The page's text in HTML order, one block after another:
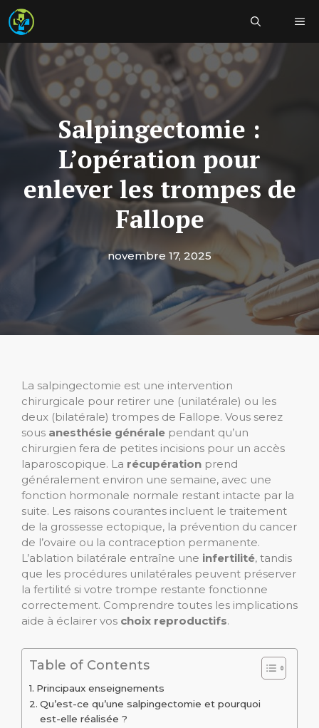
Aller
au
contenu
Salpingectomie :
L’opération pour
enlever les trompes de
Fallope
novembre 17, 2025
La salpingectomie est une intervention
chirurgicale pour retirer une (unilatérale) ou les
deux (bilatérale) trompes de Fallope. Vous serez
sous anesthésie générale pendant qu’un
chirurgien fera de petites incisions pour un accès
laparoscopique. La récupération prend
généralement environ une semaine, avec une
fonction hormonale normale restant intacte par la
suite. Les raisons courantes incluent le traitement
de la grossesse ectopique, la prévention du cancer
de l’ovaire ou la contraception permanente.
L’ablation bilatérale entraîne une infertilité, tandis
que les procédures unilatérales peuvent préserver
la fertilité si votre trompe restante fonctionne
correctement. Comprendre toutes les implications
aide à éclairer vos choix reproductifs.
Table of Contents
Principaux enseignements
Qu’est-ce qu’une salpingectomie et pourquoi
est-elle réalisée ?